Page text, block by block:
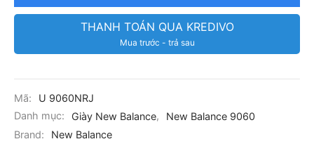
THANH TOÁN QUA KREDIVO
Mua trước - trả sau
Mã:
U 9060NRJ
Danh mục:
Giày New Balance,
New Balance 9060
Brand:
New Balance